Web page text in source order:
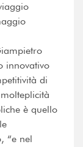
innovativo
di
è quello
“e nel